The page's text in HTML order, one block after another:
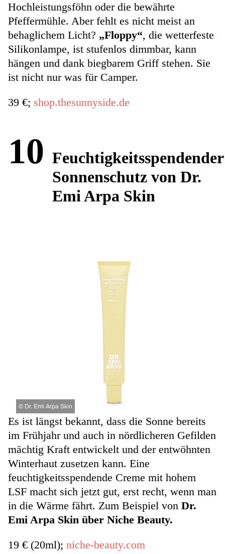
Hochleistungsföhn oder die bewährte
Pfeffermühle. Aber fehlt es nicht meist an
behaglichem Licht? „Floppy“, die wetterfeste
Silikonlampe, ist stufenlos dimmbar, kann
hängen und dank biegbarem Griff stehen. Sie
ist nicht nur was für Camper.
39 €; shop.thesunnyside.de
10 Feuchtigkeitsspendender
Sonnenschutz von Dr.
Emi Arpa Skin
© Dr. Emi Arpa Skin
Es ist längst bekannt, dass die Sonne bereits
im Frühjahr und auch in nördlicheren Gefilden
mächtig Kraft entwickelt und der entwöhnten
Winterhaut zusetzen kann. Eine
feuchtigkeitsspendende Creme mit hohem
LSF macht sich jetzt gut, erst recht, wenn man
in die Wärme fährt. Zum Beispiel von Dr.
Emi Arpa Skin über Niche Beauty.
19 € (20ml); niche-beauty.com